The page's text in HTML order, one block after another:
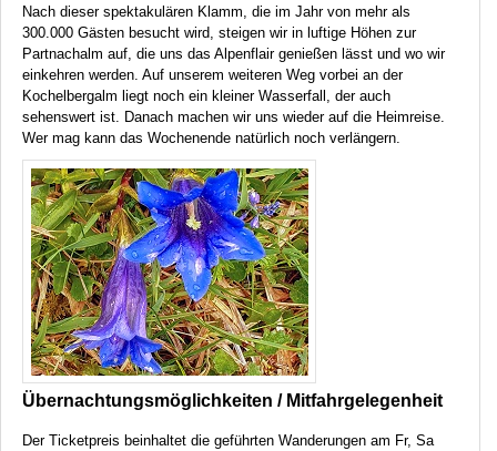
Nach dieser spektakulären Klamm, die im Jahr von mehr als
300.000 Gästen besucht wird, steigen wir in luftige Höhen zur
Partnachalm auf, die uns das Alpenflair genießen lässt und wo wir
einkehren werden. Auf unserem weiteren Weg vorbei an der
Kochelbergalm liegt noch ein kleiner Wasserfall, der auch
sehenswert ist. Danach machen wir uns wieder auf die Heimreise.
Wer mag kann das Wochenende natürlich noch verlängern.
Übernachtungsmöglichkeiten / Mitfahrgelegenheit
Der Ticketpreis beinhaltet die geführten Wanderungen am Fr, Sa